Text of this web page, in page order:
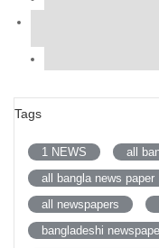
Tags
1 NEWS
all
all bangla news paper
all newspapers
bangladeshi